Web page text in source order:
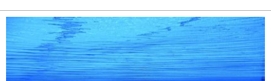
НОВИ САД
ПОДКАСТ
ЗЕЛЕНИ ГРАД